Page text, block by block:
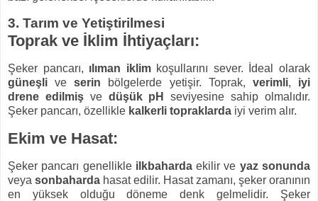
3. Tarım ve Yetiştirilmesi
Toprak ve İklim İhtiyaçları:
Şeker pancarı, ılıman iklimkoşullarını sever. İdeal olarak
güneşli veserin bölgelerde yetişir. Toprak, verimli, iyi
drene edilmişve düşük pH
seviyesine sahip olmalıdır.
Şeker pancarı, özellikle kalkerli topraklarda iyi verim alır.
Ekim ve Hasat:
Şeker pancarı genellikle ilkbahardaekilir ve yaz sonunda
veya sonbaharda hasat edilir. Hasat zamanı, şeker oranının
en yüksek olduğu döneme denk gelmelidir. Şeker